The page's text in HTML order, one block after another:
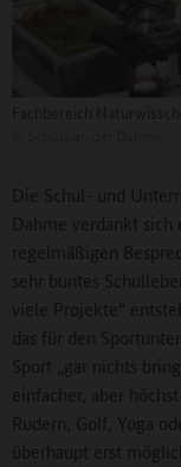
Die Schul- und
Dahme verdankt
regelmäßigen
sehr buntes
viele Projekte“
das für den
Sport „gar nichts
einfacher, aber
Rudern, Golf, Yoga
überhaupt erst